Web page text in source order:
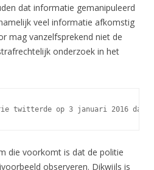
dat informatie gemanipuleerd
veel informatie afkomstig
mag vanzelfsprekend niet de
onderzoek in het
twitterde op 3 januari 2016 dat
die voorkomt is dat de politie
observeren. Dikwijls is